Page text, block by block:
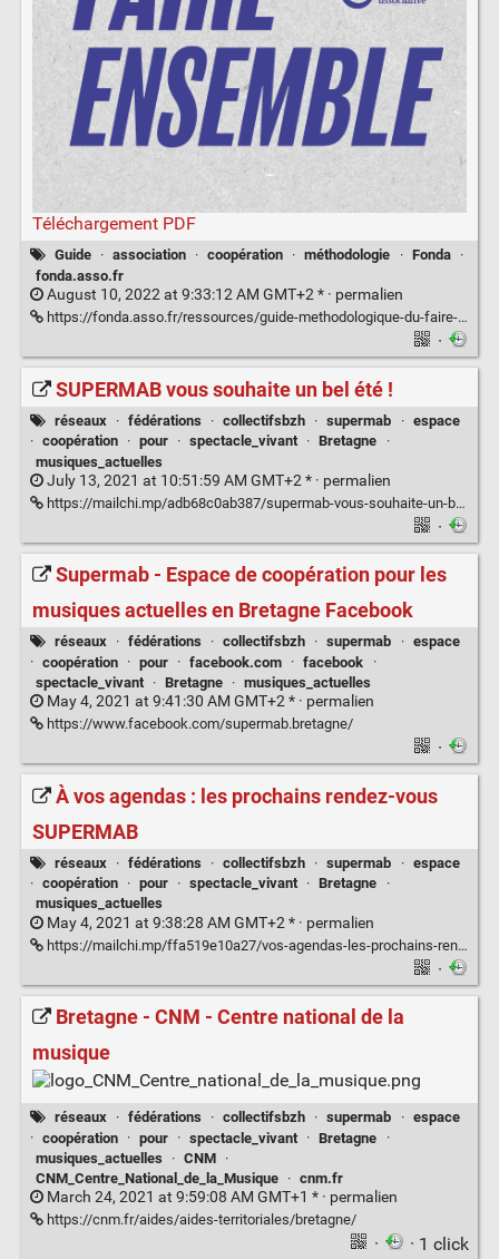
Téléchargement PDF
Guide · association · coopération · méthodologie · Fonda
·
fonda.asso.fr
August 10, 2022 at 9:33:12 AM GMT+2 * · permalien
https://fonda.asso.fr/ressources/guide-methodologique-du-faire-ensemble
·
SUPERMAB vous souhaite un bel été !
réseaux · fédérations · collectifsbzh · supermab · espace
· coopération · pour · spectacle_vivant · Bretagne
·
musiques_actuelles
July 13, 2021 at 10:51:59 AM GMT+2 * · permalien
https://mailchi.mp/adb68c0ab387/supermab-vous-souhaite-un-bel-t
·
Supermab - Espace de coopération pour les
musiques actuelles en Bretagne Facebook
réseaux · fédérations · collectifsbzh · supermab · espace
· coopération · pour · facebook.com · facebook
·
spectacle_vivant
· Bretagne · musiques_actuelles
May 4, 2021 at 9:41:30 AM GMT+2 * · permalien
https://www.facebook.com/supermab.bretagne/
·
À vos agendas : les prochains rendez-vous
SUPERMAB
réseaux · fédérations · collectifsbzh · supermab · espace
· coopération · pour · spectacle_vivant · Bretagne
·
musiques_actuelles
May 4, 2021 at 9:38:28 AM GMT+2 * · permalien
https://mailchi.mp/ffa519e10a27/vos-agendas-les-prochains-rendez-vous-supermab?e=23c36cb8ab
·
Bretagne - CNM - Centre national de la
musique
réseaux · fédérations · collectifsbzh · supermab · espace
· coopération · pour · spectacle_vivant · Bretagne
·
musiques_actuelles
· CNM
·
CNM_Centre_National_de_la_Musique
· cnm.fr
March 24, 2021 at 9:59:08 AM GMT+1 * · permalien
https://cnm.fr/aides/aides-territoriales/bretagne/
· · 1 click